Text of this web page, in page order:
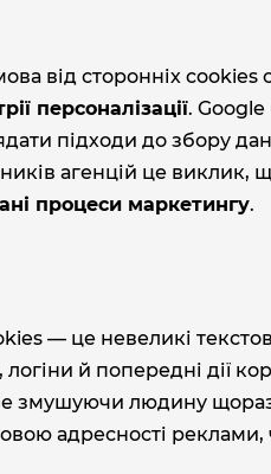
від сторонніх cookies
персоналізації. Google
підходи до збору
агенцій це виклик,
процеси маркетингу.
— це невеликі
й попередні дії
змушуючи людину
адресності реклами,